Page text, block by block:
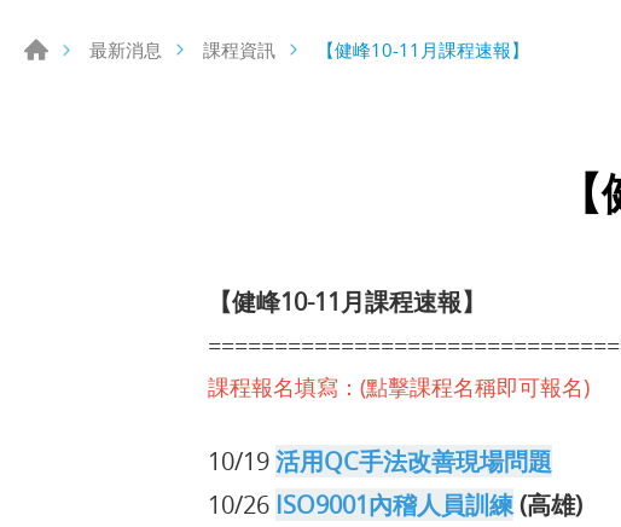
最新消息 課程資訊 【健峰10-11月課程速報】
【健峰10-11月課程速報】
課程報名填寫：(點擊課程名稱即可報名)
10/19活用QC手法改善現場問題
10/26 ISO9001內稽人員訓練(高雄)